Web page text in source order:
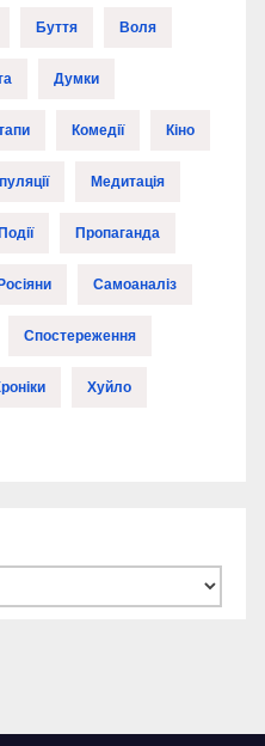
Буття Воля
Думки
Комедії Кіно
Медитація
Події Пропаганда
Росіяни Самоаналіз
Спостереження
Хуйло